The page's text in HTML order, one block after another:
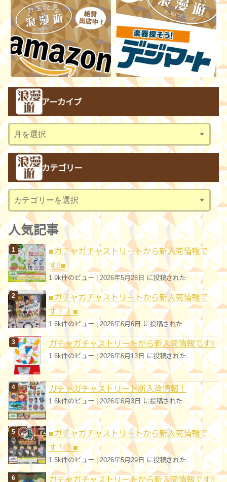
アーカイブ
ア
ー
カ
ブ
カテゴリー
カ
テ
ゴ
リ
ー
人気記事
■ガチャガチャストリートから新入荷情報で
す!!■
1.9k件のビュー| 2026年5月28日 に投稿された
■ガチャガチャストリートから新入荷情報で
す！！■
1.6k件のビュー | 2026年6月6日 に投稿された
ガチャガチャストリートから新入荷情報です!!
1.6k件のビュー |2026年6月13日 に投稿された
ガチャガチャストリート新入荷情報！
1.6k件のビュー | 2026年6月3日 に投稿された
■ガチャガチャストリートから新入荷情報で
す！！■
1.5k件のビュー 2026年5月29日 に投稿された
ガチャガチャストリートから新入荷情報です!!